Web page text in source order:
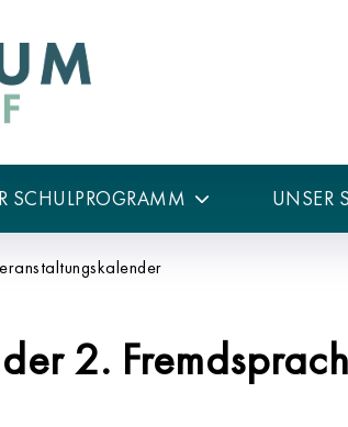
SCHULPROGRAMM UNSER
2.